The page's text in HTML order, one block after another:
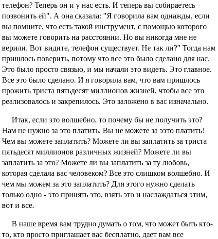
телефон? Теперь он и у нас есть. И теперь вы собираетесь
позвонить ей". А она сказала: "Я говорила вам однажды, если
вы помните, что есть такой инструмент, с помощью которого
вы можете говорить на расстоянии. Но вы никогда мне не
верили. Вот видите, телефон существует. Не так ли?" Тогда нам
пришлось поверить, потому что все это было сделано для нас.
Это было просто связью, и мы начали это видеть. Это главное.
Все это было сделано. И я говорила вам, что вам пришлось
прожить триста пятьдесят миллионов жизней, чтобы все это
реализовалось и закрепилось. Это заложено в вас изначально.
Итак, если это волшебно, то почему бы не получить это?
Нам не нужно за это платить. Вы не можете за ээто платить!
Чем вы можете заплатить? Можете ли вы заплатить за триста
пятьдесят миллионов различных жизней? Можете ли вы
заплатить за это? Можете ли вы заплатить за ту любовь,
которая сделала вас человеком? Все это слишком волшебно. И
чем мы можем за это заплатить? Для этого нужно сделать
только одно - это принять это, взять это и наслаждаться этим,
вот и все.
В наше время вам трудно думать о том, что может быть кто-
то, кто просто приглашает вас бесплатно, дает вам все